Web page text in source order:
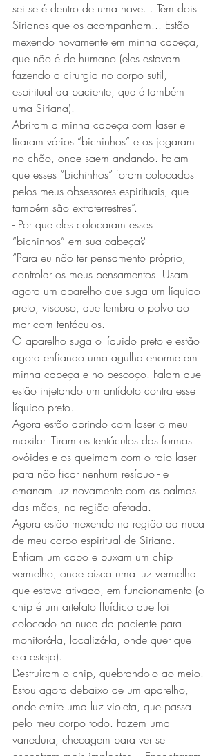
sei se é dentro de uma nave... Têm dois
Sirianos que os acompanham... Estão
mexendo novamente em minha cabeça,
que não é de humano (eles estavam
fazendo a cirurgia no corpo sutil,
espiritual da paciente, que é também
uma Siriana).
Abriram a minha cabeça com laser e
tiraram vários “bichinhos” e os jogaram
no chão, onde saem andando. Falam
que esses “bichinhos” foram colocados
pelos meus obsessores espirituais, que
também são extraterrestres”.
- Por que eles colocaram esses
“bichinhos” em sua cabeça?
“Para eu não ter pensamento próprio,
controlar os meus pensamentos. Usam
agora um aparelho que suga um líquido
preto, viscoso, que lembra o polvo do
mar com tentáculos.
O aparelho suga o líquido preto e estão
agora enfiando uma agulha enorme em
minha cabeça e no pescoço. Falam que
estão injetando um antídoto contra esse
líquido preto.
Agora estão abrindo com laser o meu
maxilar. Tiram os tentáculos das formas
ovóides e os queimam com o raio laser -
para não ficar nenhum resíduo - e
emanam luz novamente com as palmas
das mãos, na região afetada.
Agora estão mexendo na região da nuca
de meu corpo espiritual de Siriana.
Enfiam um cabo e puxam um chip
vermelho, onde pisca uma luz vermelha
que estava ativado, em funcionamento (o
chip é um artefato fluídico que foi
colocado na nuca da paciente para
monitorá-la, localizá-la, onde quer que
ela esteja).
Destruíram o chip, quebrando-o ao meio.
Estou agora debaixo de um aparelho,
onde emite uma luz violeta, que passa
pelo meu corpo todo. Fazem uma
varredura, checagem para ver se